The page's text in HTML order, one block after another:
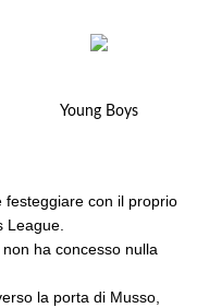
Young Boys
festeggiare con il proprio
League.
ha concesso nulla
la porta di Musso,